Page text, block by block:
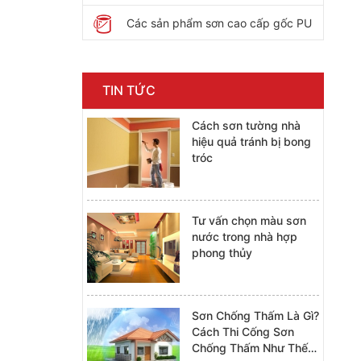
Các sản phẩm sơn cao cấp gốc PU
TIN TỨC
Cách sơn tường nhà
hiệu quả tránh bị bong
tróc
Tư vấn chọn màu sơn
nước trong nhà hợp
phong thủy
Sơn Chống Thấm Là Gì?
Cách Thi Cống Sơn
Chống Thấm Như Thế